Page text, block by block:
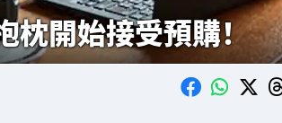
枕開始接受預購！